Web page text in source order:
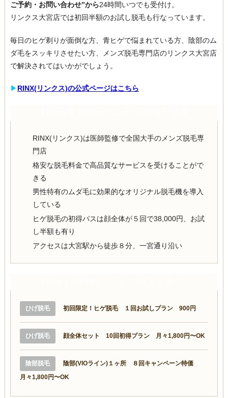
ご予約・お問い合わせ”から24時間いつでも受付け。
リンクス大宮店では初回半額のお試し脱毛も行なっています。
毎日のヒゲ剃りが面倒な方、青ヒゲで悩まれている方、陰部のム
ダ毛をスッキリさせたい方、メンズ脱毛専門店のリンクス大宮店
で解決されてはいかがでしょう。
▶︎ RINX(リンクス)の公式ページはこちら
RINX(リンクス)は医師監修で全国大手のメンズ脱毛専
門店
格安な脱毛料金で高品質なサービスを受けることがで
きる
男性特有のムダ毛に効果的なオリジナル脱毛機を導入
している
ヒゲ脱毛の初得パスは顔全体が５回で38,000円、お試
し半額も有り
アクセスは大宮駅から徒歩８分、一宮通り沿い
ひげ脱毛 初回限定！ヒゲ脱毛 １回お試しプラン 900円
ひげ脱毛 顔全体セット 10回初得プラン 月々1,800円〜OK
陰部脱毛
陰部(VIOライン)１ヶ所 ８回キャンペーン特価
月々1,800円〜OK